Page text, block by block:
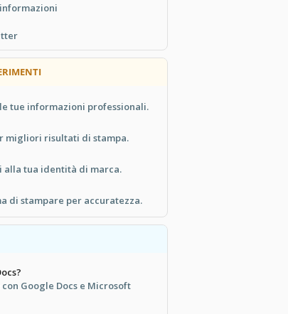
tue informazioni professionali.
migliori risultati di stampa.
alla tua identità di marca.
di stampare per accuratezza.
Google Docs e Microsoft